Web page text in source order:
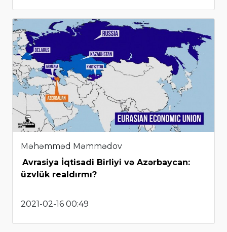
Məhəmməd Məmmədov
Avrasiya İqtisadi Birliyi və Azərbaycan:
üzvlük realdırmı?
2021-02-16 00:49